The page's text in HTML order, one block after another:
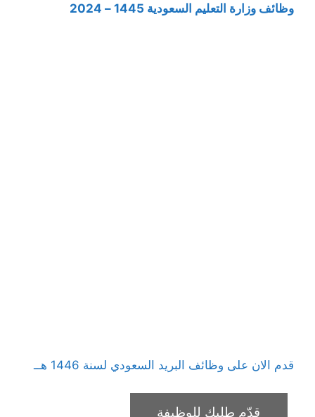
وظائف وزارة التعليم السعودية 1445 – 2024
قدم الان على وظائف البريد السعودي لسنة 1446 هــ